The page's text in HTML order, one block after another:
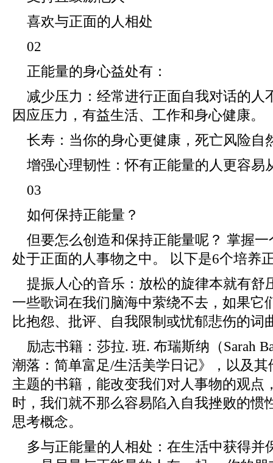
喜欢与正面的人相处
02
正能量的身心益处有：
减少压力：经常进行正面自我对话的人
因应压力，有益生活、工作和身心健康。
长寿：当你的身心更健康，死亡风险自
增强心理韧性：怀有正能量的人更容易
03
如何保持正能量？
但要怎么创造和保持正能量呢？ 掌握
处于正面的人事物之中。 以下是6个培养
提振人心的音乐：放松的旋律本就有舒
一些歌词在我们脑海中萦绕不去，如果它
比抱怨、批评、自我限制或忧郁悲伤的词
励志书籍：莎拉. 班. 布瑞斯纳（Sarah
潮落：简单富足/生活美学日记》，以及
主题的书籍，能改变我们对人事物的观点
时，我们就不那么容易陷入自我挫败的惯
思考概念。
多与正能量的人相处：在生活中获得并